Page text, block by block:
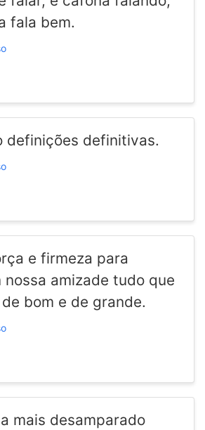
fala bem.
definições definitivas.
e firmeza para
amizade tudo que
bom e de grande.
mais desamparado